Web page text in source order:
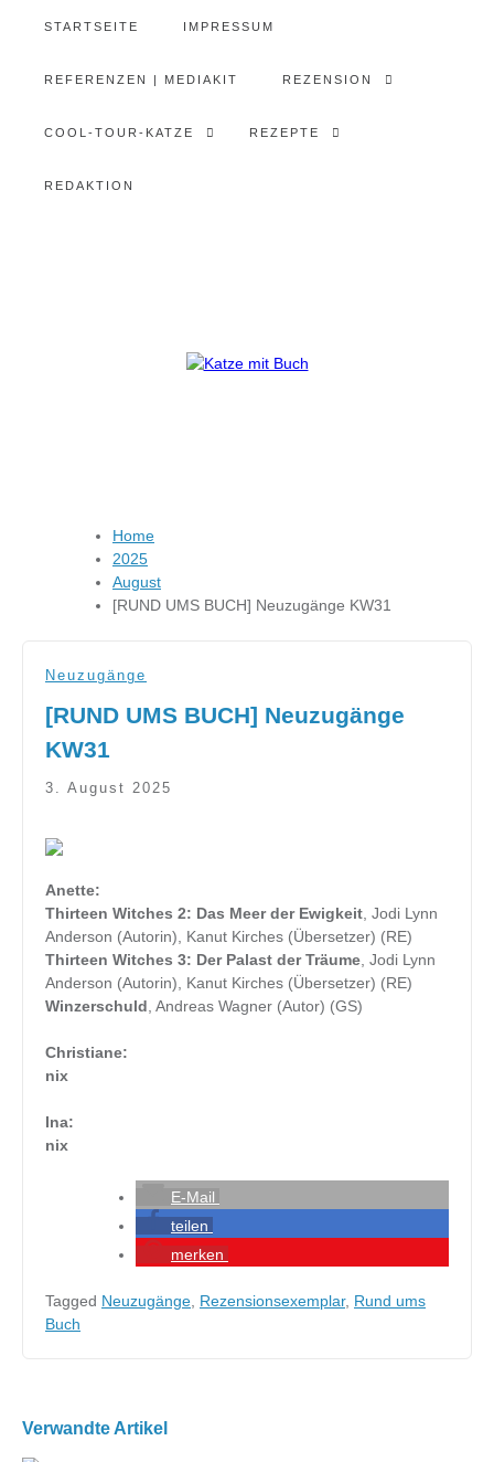
STARTSEITE IMPRESSUM
REFERENZEN | MEDIAKIT REZENSION
COOL-TOUR-KATZE REZEPTE
REDAKTION
Home
2025
August
[RUND UMS BUCH] Neuzugänge KW31
Neuzugänge
[RUND UMS BUCH] Neuzugänge
KW31
3. August 2025
Anette:
Thirteen Witches 2: Das Meer der Ewigkeit , Jodi Lynn
Anderson (Autorin), Kanut Kirches (Übersetzer) (RE)
Thirteen Witches 3: Der Palast der Träume , Jodi Lynn
Anderson (Autorin), Kanut Kirches (Übersetzer) (RE)
Winzerschuld , Andreas Wagner (Autor) (GS)
Christiane:
nix
Ina:
nix
E-Mail
teilen
merken
Tagged Neuzugänge Rezensionsexemplar, Rund ums
Buch
Verwandte Artikel
Beitragsnavigation